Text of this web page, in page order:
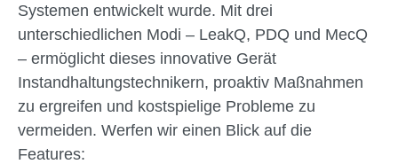
Systemen entwickelt wurde. Mit drei
unterschiedlichen Modi – LeakQ, PDQ und MecQ
– ermöglicht dieses innovative Gerät
Instandhaltungstechnikern, proaktiv Maßnahmen
zu ergreifen und kostspielige Probleme zu
vermeiden. Werfen wir einen Blick auf die
Features: